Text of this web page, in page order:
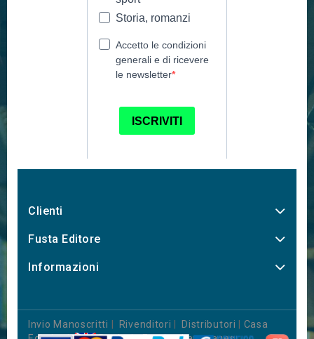
Clienti
Fusta Editore
Informazioni
Invio Manoscritti Rivenditori Distributori
Casa